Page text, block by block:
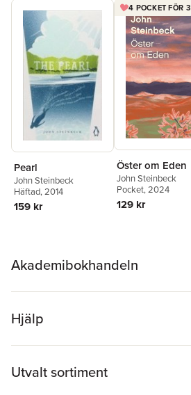
Pearl
John Steinbeck
Häftad, 2014
159 kr
4 POCKET FÖR 3
Öster om Eden
John Steinbeck
Pocket, 2024
129 kr
Akademibokhandeln
Hjälp
Utvalt sortiment